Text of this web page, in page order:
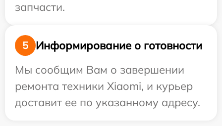
запчасти.
5
Информирование о готовности
Мы сообщим Вам о завершении
ремонта техники Xiaomi, и курьер
доставит ее по указанному адресу.